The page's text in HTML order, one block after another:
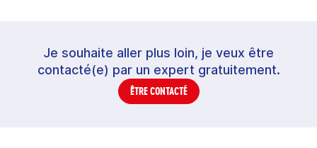
Je souhaite aller plus loin, je veux être
contacté(e) par un expert gratuitement.
ÊTRE CONTACTÉ